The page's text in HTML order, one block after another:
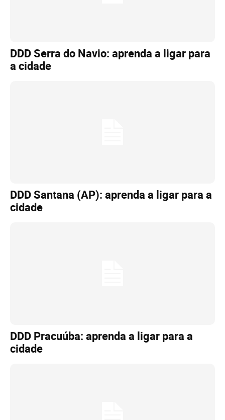
DDD Serra do Navio: aprenda a ligar para
a cidade
DDD Santana (AP): aprenda a ligar para a
cidade
DDD Pracuúba: aprenda a ligar para a
cidade